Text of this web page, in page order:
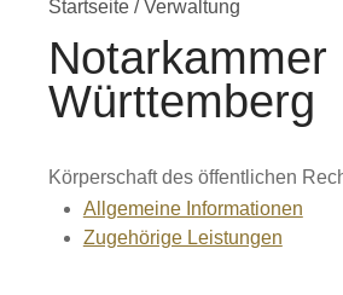
Startseite /Verwaltung
Notarkammer
Württemberg
Körperschaft des öffentlichen
Allgemeine Informationen
Zugehörige Leistungen